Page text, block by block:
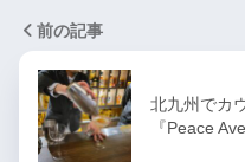
前の記事
北九州でカ
『Peace